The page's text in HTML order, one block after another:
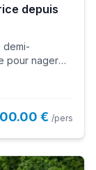
depuis
demi-
pour nager
€ /pers